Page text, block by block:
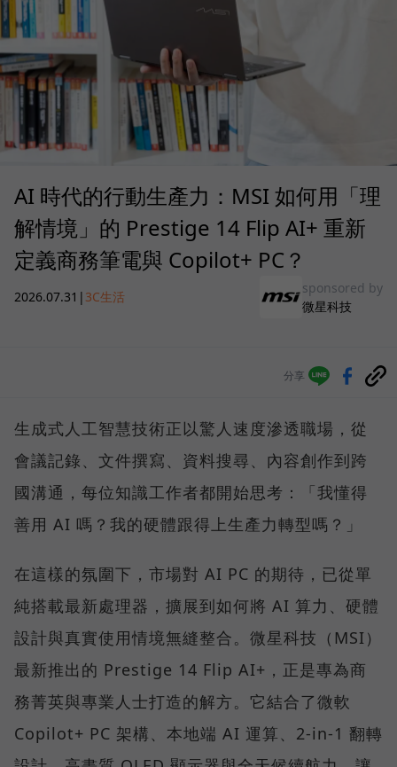
AI 時代的行動生產力：MSI 如何用「理
解情境」的 Prestige 14 Flip AI+ 重新
定義商務筆電與 Copilot+ PC？
2026.07.31 | 3C生活
sponsored by
微星科技
分享
生成式人工智慧技術正以驚人速度滲透職場，從
會議記錄、文件撰寫、資料搜尋、內容創作到跨
國溝通，每位知識工作者都開始思考：「我懂得
善用 AI 嗎？我的硬體跟得上生產力轉型嗎？」
在這樣的氛圍下，市場對 AI PC 的期待，已從單
純搭載最新處理器，擴展到如何將 AI 算力、硬體
設計與真實使用情境無縫整合。微星科技（MSI）
最新推出的 Prestige 14 Flip AI+，正是專為商
務菁英與專業人士打造的解方。它結合了微軟
Copilot+ PC 架構、本地端 AI 運算、2-in-1 翻轉